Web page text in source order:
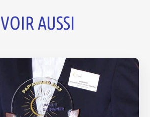
VOIR AUSSI